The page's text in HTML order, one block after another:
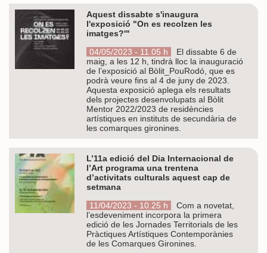
Aquest dissabte s'inaugura
l'exposició "On es recolzen les
imatges?'"
04/05/2023 - 11.05 h
El dissabte 6 de
maig, a les 12 h, tindrà lloc la inauguració
de l’exposició al Bòlit_PouRodó, que es
podrà veure fins al 4 de juny de 2023.
Aquesta exposició aplega els resultats
dels projectes desenvolupats al Bòlit
Mentor 2022/2023 de residències
artístiques en instituts de secundària de
les comarques gironines.
L’11a edició del Dia Internacional de
l’Art programa una trentena
d’activitats culturals aquest cap de
setmana
11/04/2023 - 10.25 h
Com a novetat,
l’esdeveniment incorpora la primera
edició de les Jornades Territorials de les
Pràctiques Artístiques Contemporànies
de les Comarques Gironines.